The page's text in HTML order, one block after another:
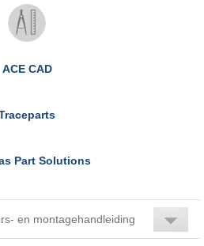
ACE CAD
Part Solutions
en montagehandleiding